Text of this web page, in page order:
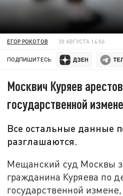
ЕГОР РОКОТОВ 30 АВГУСТА 14:06
ПОДПИШИТЕСЬ:
Москвич Куряев
государственной измене
Все остальные данные
разглашаются.
Мещанский суд Москвы
гражданина Куряева по
государственной